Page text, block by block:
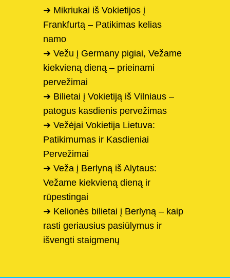
➜ Mikriukai iš Vokietijos į
Frankfurtą – Patikimas kelias
namo
➜ Vežu į Germany pigiai, Vežame
kiekvieną dieną – prieinami
pervežimai
➜ Bilietai į Vokietiją iš Vilniaus –
patogus kasdienis pervežimas
➜ Vežėjai Vokietija Lietuva:
Patikimumas ir Kasdieniai
Pervežimai
➜ Veža į Berlyną iš Alytaus:
Vežame kiekvieną dieną ir
rūpestingai
➜ Kelionės bilietai į Berlyną – kaip
rasti geriausius pasiūlymus ir
išvengti staigmenų